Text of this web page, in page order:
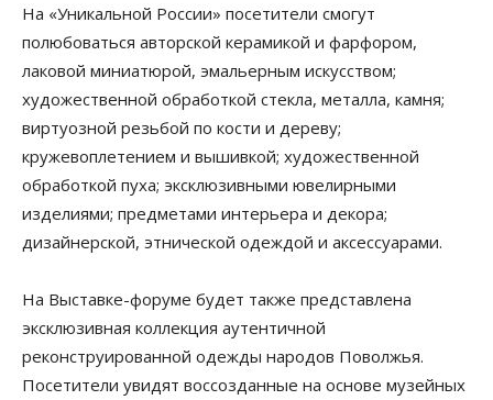
На «Уникальной России» посетители смогут
полюбоваться авторской керамикой и фарфором,
лаковой миниатюрой, эмальерным искусством;
художественной обработкой стекла, металла, камня;
виртуозной резьбой по кости и дереву;
кружевоплетением и вышивкой; художественной
обработкой пуха; эксклюзивными ювелирными
изделиями; предметами интерьера и декора;
дизайнерской, этнической одеждой и аксессуарами.
На Выставке-форуме будет также представлена
эксклюзивная коллекция аутентичной
реконструированной одежды народов Поволжья.
Посетители увидят воссозданные на основе музейных